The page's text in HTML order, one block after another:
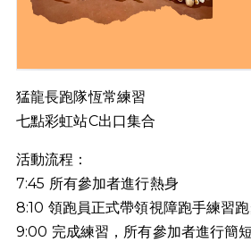
猛龍長跑隊恆常練習
七點彩虹站C出口集合
活動流程：
7:45 所有參加者進行熱身
8:10 領跑員正式帶領視障跑手練習
9:00 完成練習，所有參加者進行簡